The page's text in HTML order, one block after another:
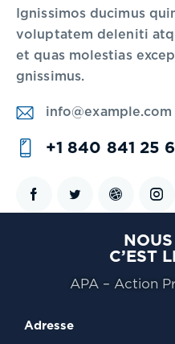
Ignissimos ducimus
voluptatem deleniti
et quas molestias
gnissimus.
E-
m
info@example.com
on
e:
+1 840 841 25
C’EST
APA – Action
Adresse